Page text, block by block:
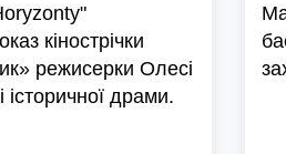
кінострічки
режисерки Олесі
драми.